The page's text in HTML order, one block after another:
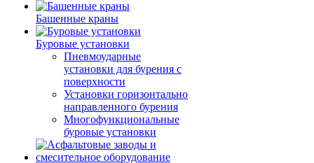
Башенные краны
Буровые установки
Пневмоударные
установки для бурения с
поверхности
Установки горизонтально
направленного бурения
Многофункциональные
буровые установки